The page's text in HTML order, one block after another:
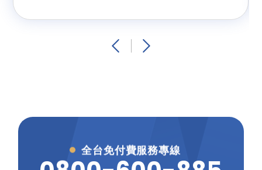
造成移工直接獲得該權利事項的資格；現況是移工
加，但這對雇主而言就是一種「或有負債」，是一
全台免付費服務專線